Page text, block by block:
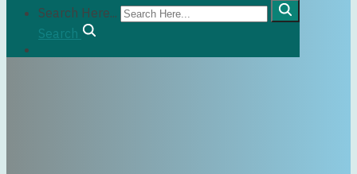
Search Here...
Search